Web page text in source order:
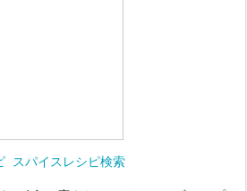
スパイスレシピ検索